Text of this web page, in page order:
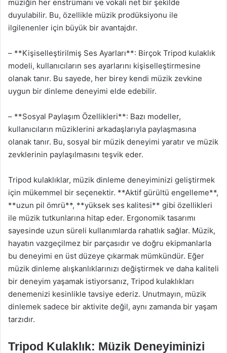
müziğin her enstrümanı ve vokali net bir şekilde
duyulabilir. Bu, özellikle müzik prodüksiyonu ile
ilgilenenler için büyük bir avantajdır.
– **Kişiselleştirilmiş Ses Ayarları**: Birçok Tripod kulaklık
modeli, kullanıcıların ses ayarlarını kişiselleştirmesine
olanak tanır. Bu sayede, her birey kendi müzik zevkine
uygun bir dinleme deneyimi elde edebilir.
– **Sosyal Paylaşım Özellikleri**: Bazı modeller,
kullanıcıların müziklerini arkadaşlarıyla paylaşmasına
olanak tanır. Bu, sosyal bir müzik deneyimi yaratır ve müzik
zevklerinin paylaşılmasını teşvik eder.
Tripod kulaklıklar, müzik dinleme deneyiminizi geliştirmek
için mükemmel bir seçenektir. **Aktif gürültü engelleme**,
**uzun pil ömrü**, **yüksek ses kalitesi** gibi özellikleri
ile müzik tutkunlarına hitap eder. Ergonomik tasarımı
sayesinde uzun süreli kullanımlarda rahatlık sağlar. Müzik,
hayatın vazgeçilmez bir parçasıdır ve doğru ekipmanlarla
bu deneyimi en üst düzeye çıkarmak mümkündür. Eğer
müzik dinleme alışkanlıklarınızı değiştirmek ve daha kaliteli
bir deneyim yaşamak istiyorsanız, Tripod kulaklıkları
denemenizi kesinlikle tavsiye ederiz. Unutmayın, müzik
dinlemek sadece bir aktivite değil, aynı zamanda bir yaşam
tarzıdır.
Tripod Kulaklık: Müzik Deneyiminizi